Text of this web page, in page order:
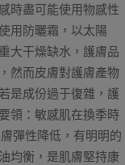
時盡可能使用物感性
用防曬霜，以太陽
大干燥缺水，護膚品
然而皮膚對護膚產物
是成份過于復雜，護
領：敏感肌在換季時
彈性降低，有明明的
均衡，是肌膚堅持康